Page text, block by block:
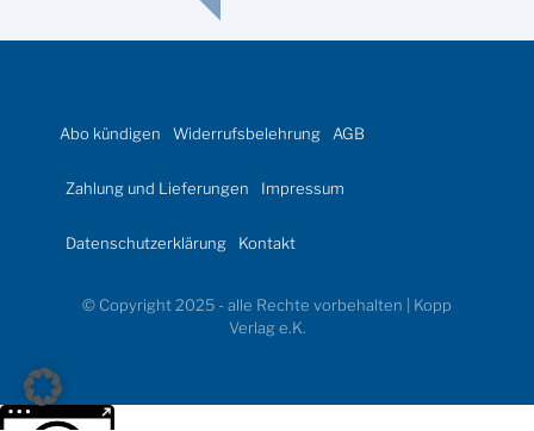
Abo kündigen Widerrufsbelehrung AGB
Zahlung und Lieferungen Impressum
Datenschutzerklärung Kontakt
© Copyright 2025 - alle Rechte vorbehalten | Kopp
Verlag e.K.
Weitere Informationen über den gesperrten Inhalt.